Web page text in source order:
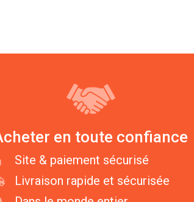
en toute confiance
Site & paiement sécurisé
Livraison rapide et sécurisée